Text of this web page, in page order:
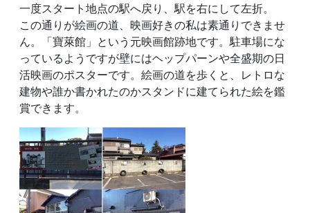
一度スタート地点の駅へ戻り、駅を右にして左折。
この通りが絵画の道、映画好きの私は素通りできませ
ん。「寶萊館」という元映画館跡地です。駐車場にな
っているようですが壁にはヘップパーンや全盛期の日
活映画のポスターです。絵画の道を歩くと、レトロな
建物や誰か書かれたのかスタンドに建てられた絵を鑑
賞できます。